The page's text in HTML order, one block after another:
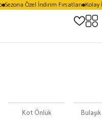
Sezona Özel İndirim Fırsatları Kolay
Kot Önlük